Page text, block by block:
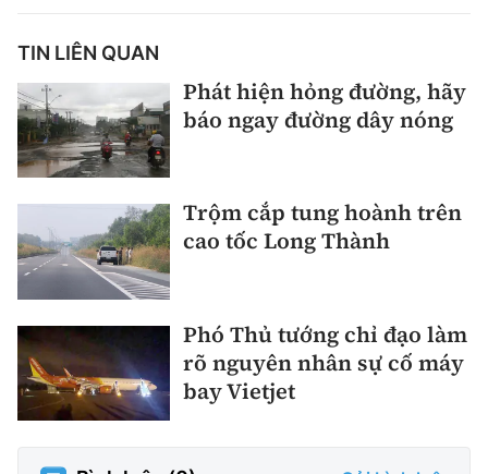
TIN LIÊN QUAN
Phát hiện hỏng đường, hãy
báo ngay đường dây nóng
Trộm cắp tung hoành trên
cao tốc Long Thành
Phó Thủ tướng chỉ đạo làm
rõ nguyên nhân sự cố máy
bay Vietjet